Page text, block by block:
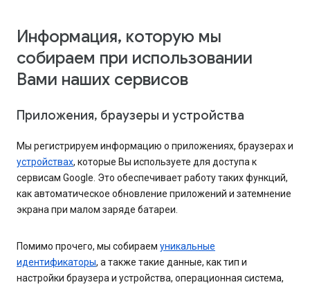
Информация, которую мы
собираем при использовании
Вами наших сервисов
Приложения, браузеры и устройства
Мы регистрируем информацию о приложениях, браузерах и
устройствах, которые Вы используете для доступа к
сервисам Google. Это обеспечивает работу таких функций,
как автоматическое обновление приложений и затемнение
экрана при малом заряде батареи.
Помимо прочего, мы собираем уникальные
идентификаторы, а также такие данные, как тип и
настройки браузера и устройства, операционная система,